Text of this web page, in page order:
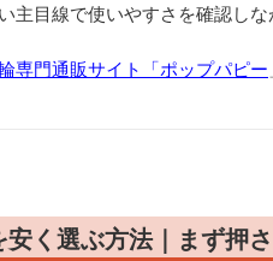
主目線で使いやすさを確認し
専門通販サイト「ポップパピー
く選ぶ方法｜まず押